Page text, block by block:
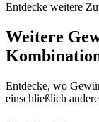
Entdecke weitere
Weitere
Entdecke, wo
einschließlich